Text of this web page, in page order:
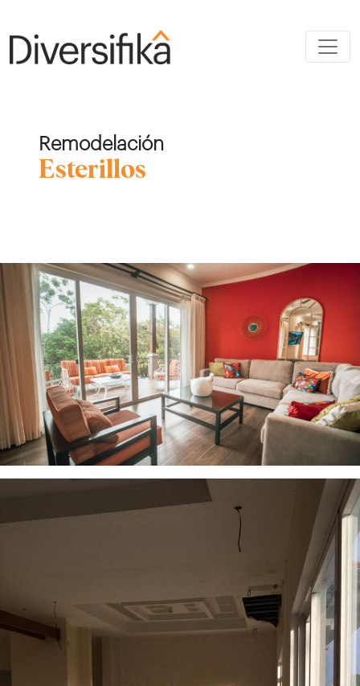
Remodelación
Esterillos